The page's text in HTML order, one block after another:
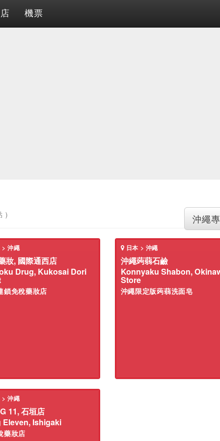
機票
沖繩
)
沖繩
妝, 國際通西店
Drug, Kukosai Dori
鎖免稅藥妝店
日本 > 沖繩
沖繩蒟蒻石鹼
Konnyaku Shabon,
Store
沖繩限定版蒟蒻洗面皂
沖繩
11, 石垣店
Eleven, Ishigaki
藥妝店